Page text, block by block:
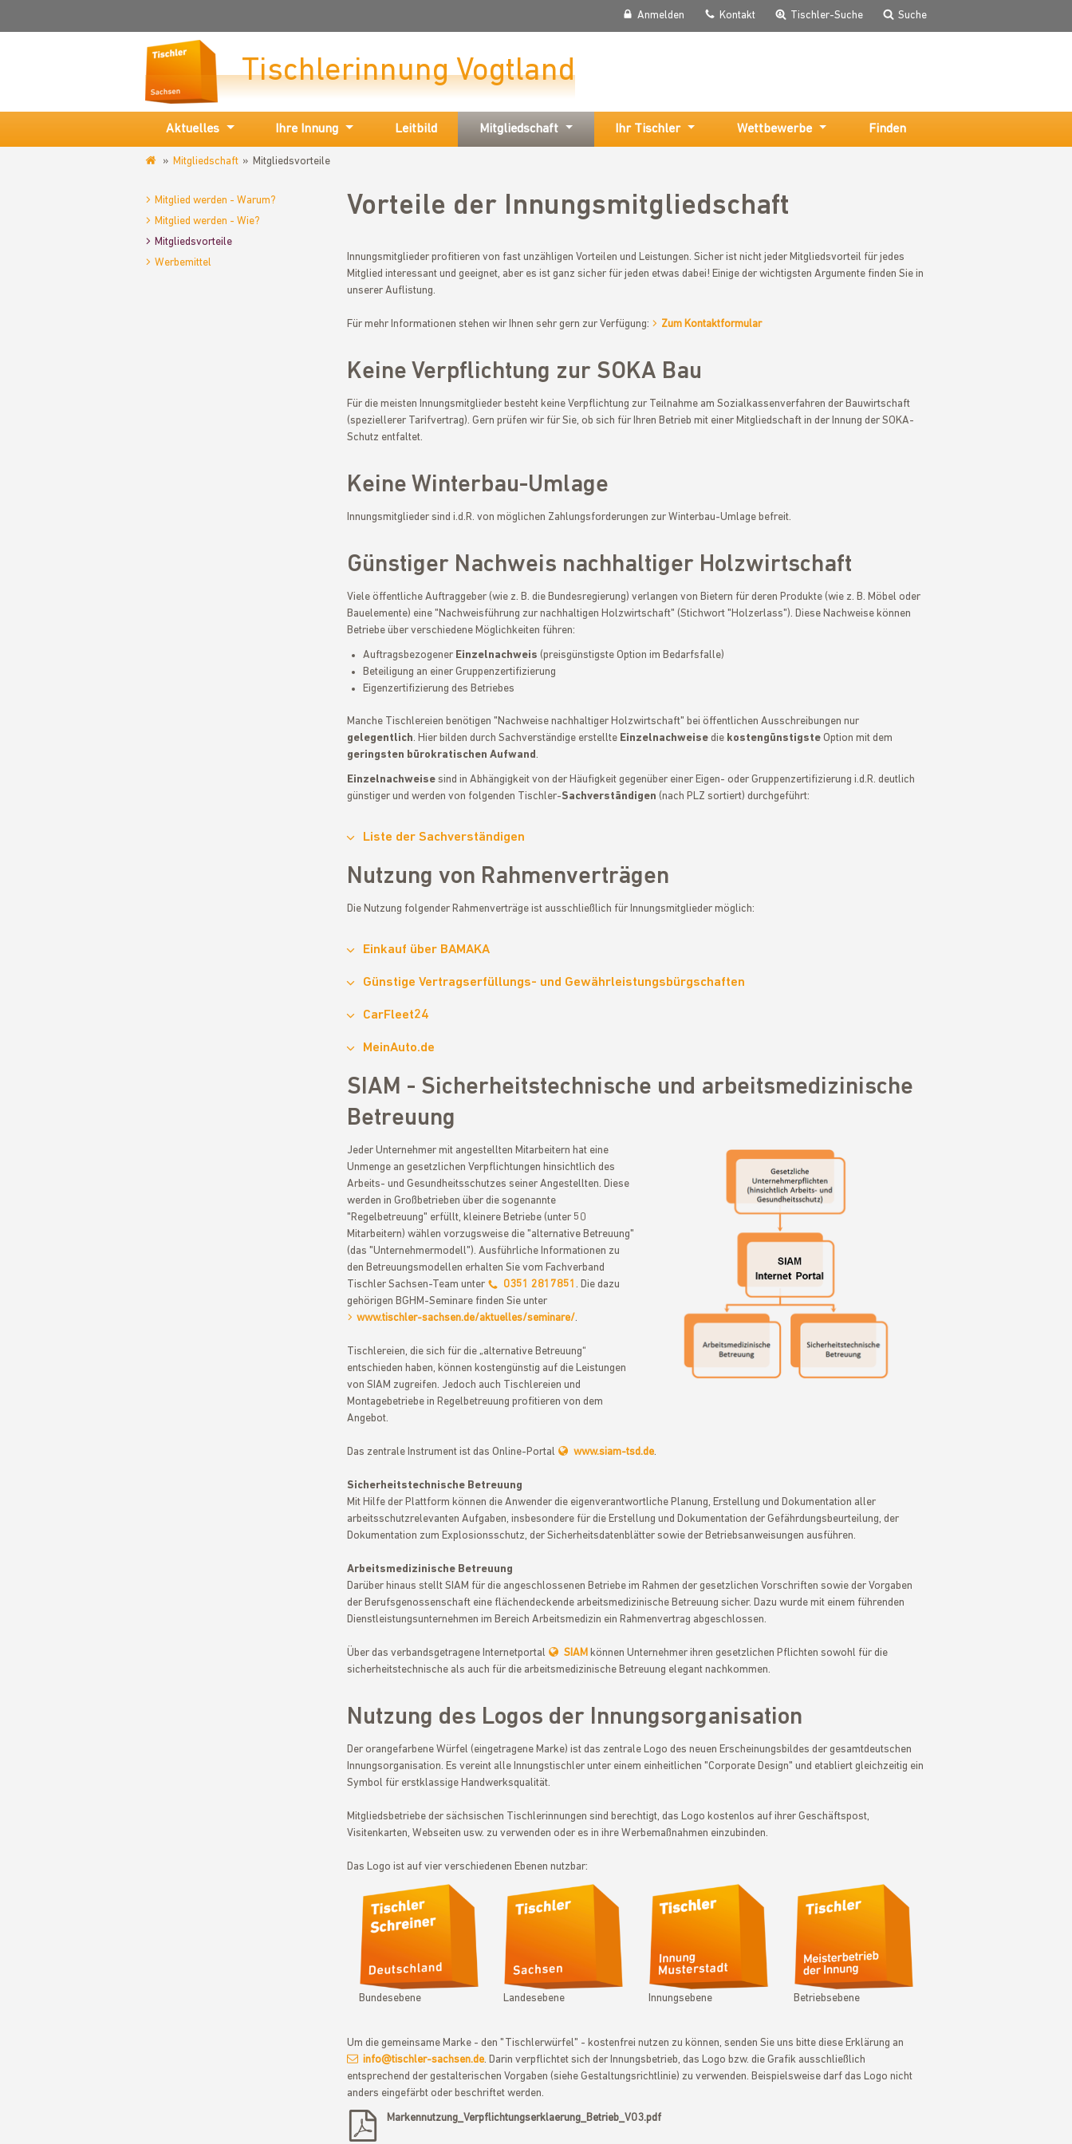
Tischlerinnung Vogtland
Anmelden Kontakt Tischler-Suche Suche
Aktuelles Ihre Innung Leitbild Mitgliedschaft Ihr Tischler Wettbewerbe Finden
vogtland.de
Mitgliedschaft Mitgliedsvorteile
Mitglied werden - Warum?
Mitglied werden - Wie?
Mitgliedsvorteile
Werbemittel
Vorteile der Innungsmitgliedschaft
Innungsmitglieder profitieren von fast unzähligen Vorteilen und Leistungen. Sicher ist nicht jeder Mitgliedsvorteil für jedes
Mitglied interessant und geeignet, aber es ist ganz sicher für jeden etwas dabei! Einige der wichtigsten Argumente finden Sie in
unserer Auflistung.
Für mehr Informationen stehen wir Ihnen sehr gern zur Verfügung: Zum Kontaktformular
Keine Verpflichtung zur SOKA Bau
Für die meisten Innungsmitglieder besteht keine Verpflichtung zur Teilnahme am Sozialkassenverfahren der Bauwirtschaft
(speziellerer Tarifvertrag). Gern prüfen wir für Sie, ob sich für Ihren Betrieb mit einer Mitgliedschaft in der Innung der SOKA-
Schutz entfaltet.
Keine Winterbau-Umlage
Innungsmitglieder sind i.d.R. von möglichen Zahlungsforderungen zur Winterbau-Umlage befreit.
Günstiger Nachweis nachhaltiger Holzwirtschaft
Viele öffentliche Auftraggeber (wie z. B. die Bundesregierung) verlangen von Bietern für deren Produkte (wie z. B. Möbel oder
Bauelemente) eine "Nachweisführung zur nachhaltigen Holzwirtschaft" (Stichwort "Holzerlass"). Diese Nachweise können
Betriebe über verschiedene Möglichkeiten führen:
Auftragsbezogener Einzelnachweis (preisgünstigste Option im Bedarfsfalle)
Beteiligung an einer Gruppenzertifizierung
Eigenzertifizierung des Betriebes
Manche Tischlereien benötigen "Nachweise nachhaltiger Holzwirtschaft" bei öffentlichen Ausschreibungen nur
gelegentlich. Hier bilden durch Sachverständige erstellte Einzelnachweisedie kostengünstigsteOption mit dem
geringsten bürokratischen Aufwand.
Einzelnachweisesind in Abhängigkeit von der Häufigkeit gegenüber einer Eigen- oder Gruppenzertifizierung i.d.R. deutlich
günstiger und werden von folgenden Tischler-Sachverständigen (nach PLZ sortiert) durchgeführt:
Liste der Sachverständigen
Nutzung von Rahmenverträgen
Die Nutzung folgender Rahmenverträge ist ausschließlich für Innungsmitglieder möglich:
Einkauf über BAMAKA
Günstige Vertragserfüllungs- und Gewährleistungsbürgschaften
CarFleet24
MeinAuto.de
SIAM - Sicherheitstechnische und arbeitsmedizinische
Betreuung
Jeder Unternehmer mit angestellten Mitarbeitern hat eine
Unmenge an gesetzlichen Verpflichtungen hinsichtlich des
Arbeits- und Gesundheitsschutzes seiner Angestellten. Diese
werden in Großbetrieben über die sogenannte
"Regelbetreuung" erfüllt, kleinere Betriebe (unter 50
Mitarbeitern) wählen vorzugsweise die "alternative Betreuung"
(das "Unternehmermodell"). Ausführliche Informationen zu
den Betreuungsmodellen erhalten Sie vom Fachverband
Tischler Sachsen-Team unter
0351 2817851 . Die dazu
gehörigen BGHM-Seminare finden Sie unter
www.tischler-sachsen.de/aktuelles/seminare/.
Tischlereien, die sich für die „alternative Betreuung“
entschieden haben, können kostengünstig auf die Leistungen
von SIAM zugreifen. Jedoch auch Tischlereien und
Montagebetriebe in Regelbetreuung profitieren von dem
Angebot.
Das zentrale Instrument ist das Online-Portal www.siam-tsd.de.
Sicherheitstechnische Betreuung
Mit Hilfe der Plattform können die Anwender die eigenverantwortliche Planung, Erstellung und Dokumentation aller
arbeitsschutzrelevanten Aufgaben, insbesondere für die Erstellung und Dokumentation der Gefährdungsbeurteilung, der
Dokumentation zum Explosionsschutz, der Sicherheitsdatenblätter sowie der Betriebsanweisungen ausführen.
Arbeitsmedizinische Betreuung
Darüber hinaus stellt SIAM für die angeschlossenen Betriebe im Rahmen der gesetzlichen Vorschriften sowie der Vorgaben
der Berufsgenossenschaft eine flächendeckende arbeitsmedizinische Betreuung sicher. Dazu wurde mit einem führenden
Dienstleistungsunternehmen im Bereich Arbeitsmedizin ein Rahmenvertrag abgeschlossen.
Über das verbandsgetragene Internetportal SIAMkönnen Unternehmer ihren gesetzlichen Pflichten sowohl für die
sicherheitstechnische als auch für die arbeitsmedizinische Betreuung elegant nachkommen.
Nutzung des Logos der Innungsorganisation
Der orangefarbene Würfel (eingetragene Marke) ist das zentrale Logo des neuen Erscheinungsbildes der gesamtdeutschen
Innungsorganisation. Es vereint alle Innungstischler unter einem einheitlichen "Corporate Design" und etabliert gleichzeitig ein
Symbol für erstklassige Handwerksqualität.
Mitgliedsbetriebe der sächsischen Tischlerinnungen sind berechtigt, das Logo kostenlos auf ihrer Geschäftspost,
Visitenkarten, Webseiten usw. zu verwenden oder es in ihre Werbemaßnahmen einzubinden.
Das Logo ist auf vier verschiedenen Ebenen nutzbar:
Bundesebene Landesebene Innungsebene Betriebsebene
Um die gemeinsame Marke - den "Tischlerwürfel" - kostenfrei nutzen zu können, senden Sie uns bitte diese Erklärung an
info@tischler-sachsen.de. Darin verpflichtet sich der Innungsbetrieb, das Logo bzw. die Grafik ausschließlich
entsprechend der gestalterischen Vorgaben (siehe Gestaltungsrichtlinie) zu verwenden. Beispielsweise darf das Logo nicht
anders eingefärbt oder beschriftet werden.
Markennutzung_Verpflichtungserklaerung_Betrieb_V03.pdf